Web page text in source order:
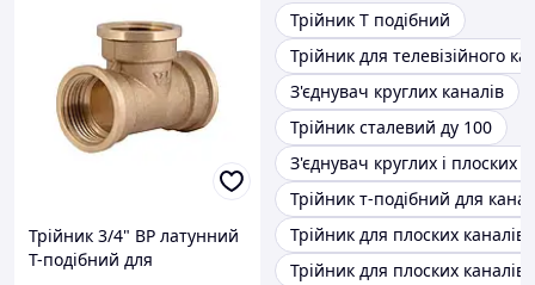
Трійник 3/4" ВР латунний
Т-подібний для
Трійник Т подібний
Трійник для телевізійного
З'єднувач круглих каналів
Трійник сталевий ду 100
З'єднувач круглих і плоских
Трійник т-подібний для
Трійник для плоских каналів
Трійник для плоских каналів